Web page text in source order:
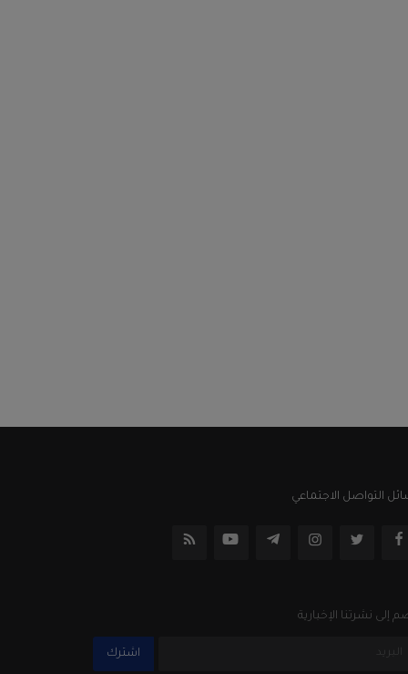
التواصل الاجتماعي
إلى نشرتنا الإخبارية
اشترك